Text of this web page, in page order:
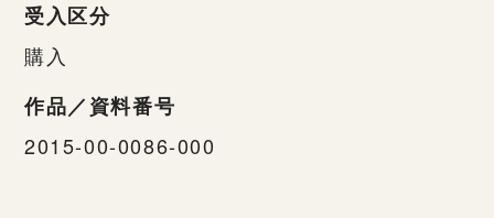
受入区分
購入
作品／資料番号
2015-00-0086-000